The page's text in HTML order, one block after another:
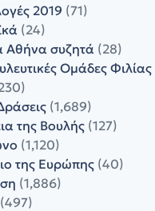
2019 (71)
(24)
Αθήνα συζητά (28)
Ομάδες Φιλίας
(1,689)
της Βουλής (127)
(1,120)
της Ευρώπης (40)
(1,886)
(497)